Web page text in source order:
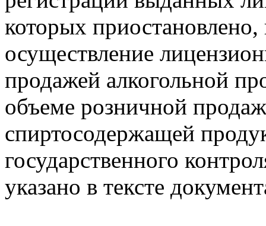
которых
осуществление
продажей алкогольной
объеме розничной
спиртосодержащей
государственного
указано в тексте